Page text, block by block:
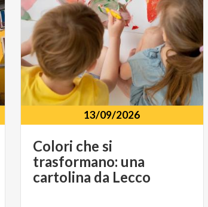
13/09/2026
Colori che si
trasformano: una
cartolina da Lecco